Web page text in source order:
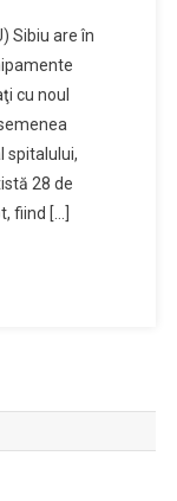
Sibiu are în
cu noul
spitalului,
28 de
fiind […]